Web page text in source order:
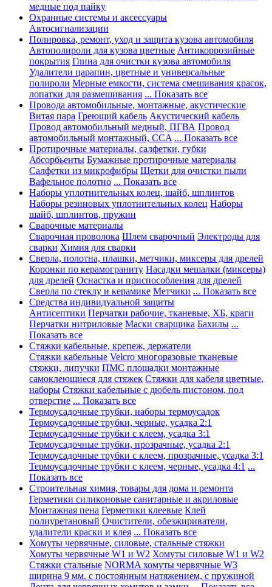
медные под пайку
Охранные системы и аксессуары
Автосигнализации
Полировка, ремонт, уход и защита кузова автомобиля
Автополироли для кузова цветные Антикоррозийные
покрытия Глина для очистки кузова автомобиля
Удалители царапин, цветные и универсальные
полироли Мерные емкости, система смешивания красок,
лопатки для размешивания ... Показать все
Провода автомобильные, монтажные, акустические
Витая пара Греющий кабель Акустический кабель
Провод автомобильный медный, ПГВА Провод
автомобильный монтажный, CCA ... Показать все
Протирочные материалы, салфетки, губки
Абсорбьенты Бумажные протирочные материалы
Салфетки из микрофибры Щетки для очистки пыли
Вафельное полотно ... Показать все
Наборы уплотнительных колец, шайб, шплинтов
Наборы резиновых уплотнительных колец Наборы
шайб, шплинтов, пружин
Сварочные материалы
Сварочная проволока Шлем сварочный Электроды для
сварки Химия для сварки
Сверла, полотна, плашки, метчики, миксеры для дрелей
Коронки по керамограниту Насадки мешалки (миксеры)
для дрелей Оснастка и приспособления для дрелей
Сверла по стеклу и керамике Метчики ... Показать все
Средства индивидуальной защиты
Антисептики Перчатки рабочие, тканевые, ХБ, краги
Перчатки нитриловые Маски сварщика Бахилы ...
Показать все
Стяжки кабельные, крепеж, держатели
Стяжки кабельные Velcro многоразовые тканевые
стяжки, липучки ПМС площадки монтажные
самоклеющиеся для стяжек Стяжки для кабеля цветные,
наборы Стяжки кабельные с дюбель пистоном, под
отверстие ... Показать все
Термоусадочные трубки, наборы термоусадок
Термоусадочные трубки, черные, усадка 2:1
Термоусадочные трубки с клеем, усадка 3:1
Термоусадочные трубки, прозрачные, усадка 2:1
Термоусадочные трубки с клеем, прозрачные, усадка 3:1
Термоусадочные трубки с клеем, черные, усадка 4:1 ...
Показать все
Строительная химия, товары для дома и ремонта
Герметики силиконовые санитарные и акриловые
Монтажная пена Герметики клеевые Клей
полиуретановый Очистители, обезжириватели,
удалители краски и клея ... Показать все
Хомуты червячные, силовые, стальные стяжки
Хомуты червячные W1 и W2 Хомуты силовые W1 и W2
Стяжки стальные NORMA хомуты червячные W3
ширина 9 мм. с постоянным натяжением, с пружиной